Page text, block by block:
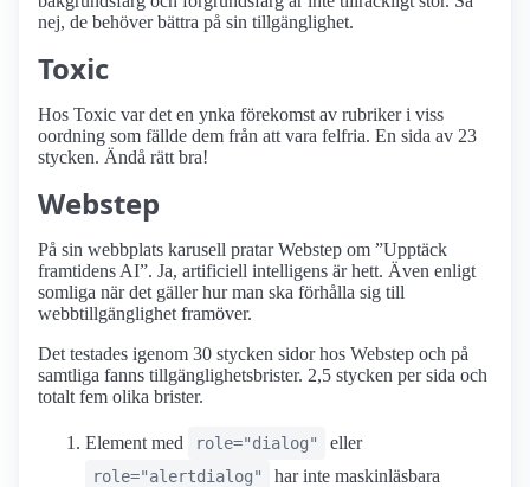
nej, de behöver bättra på sin tillgänglighet.
Toxic
Hos Toxic var det en ynka förekomst av rubriker i viss
oordning som fällde dem från att vara felfria. En sida av 23
stycken. Ändå rätt bra!
Webstep
På sin webbplats karusell pratar Webstep om ”Upptäck
framtidens AI”. Ja, artificiell intelligens är hett. Även enligt
somliga när det gäller hur man ska förhålla sig till
webbtillgänglighet framöver.
Det testades igenom 30 stycken sidor hos Webstep och på
samtliga fanns tillgänglighetsbrister. 2,5 stycken per sida och
totalt fem olika brister.
Element med role="dialog" eller
role="alertdialog"
har inte maskinläsbara